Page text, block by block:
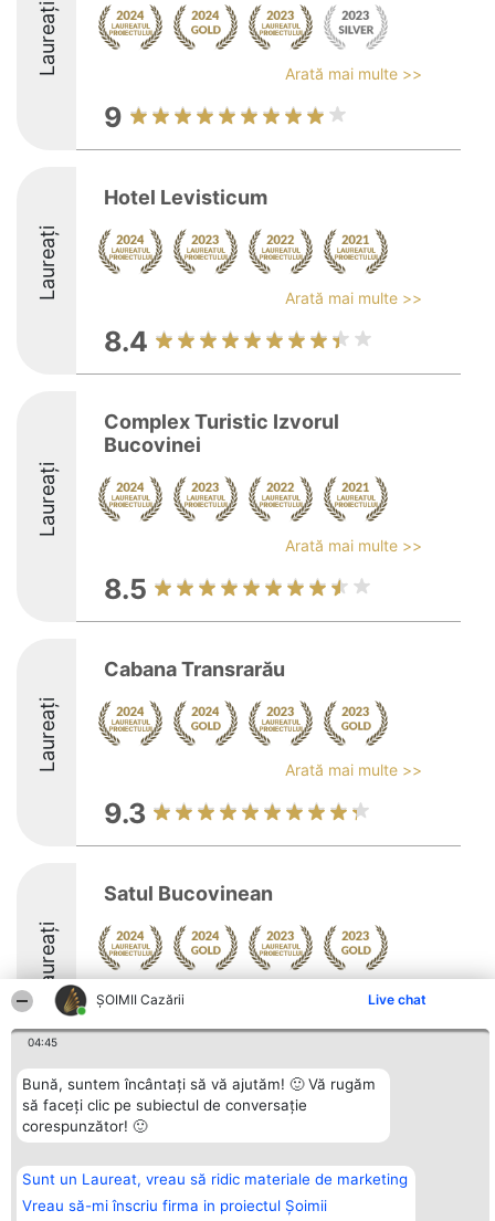
ȘOIMII Cazării Live chat
04:45
Bună, suntem încântați să vă ajutăm! 🙂 Vă rugăm
să faceți clic pe subiectul de conversație
corespunzător! 🙂
Sunt un Laureat, vreau să ridic materiale de marketing
Vreau să-mi înscriu firma in proiectul Șoimii
Laureați Arată mai multe >>
9
Laureați
Hotel Levisticum
Arată mai multe >>
8.4
Laureați
Complex Turistic Izvorul
Bucovinei
Arată mai multe >>
8.5
Laureați
Cabana Transrarău
Arată mai multe >>
9.3
Laureați
Satul Bucovinean
Arată mai multe >>
9.6
Organizator Ranking
BRIGHT SOLUTIONS BR SRL
Aleea Timisul De Sus 2 Bl. A30
Sc. A Et. 4 Ap. 13 Cod 061952
București
tel: +40 770 990 492
Plebiscyt
Lista Tuturor
Laureaților
Reguli
Politica de